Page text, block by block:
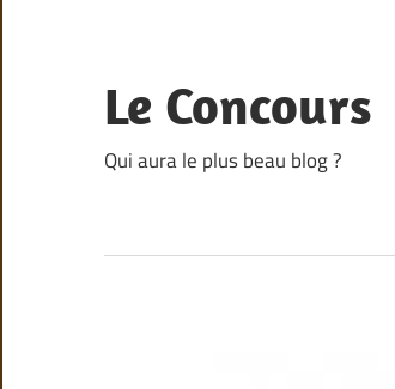
content
Le Concours
Qui aura le plus beau blog ?